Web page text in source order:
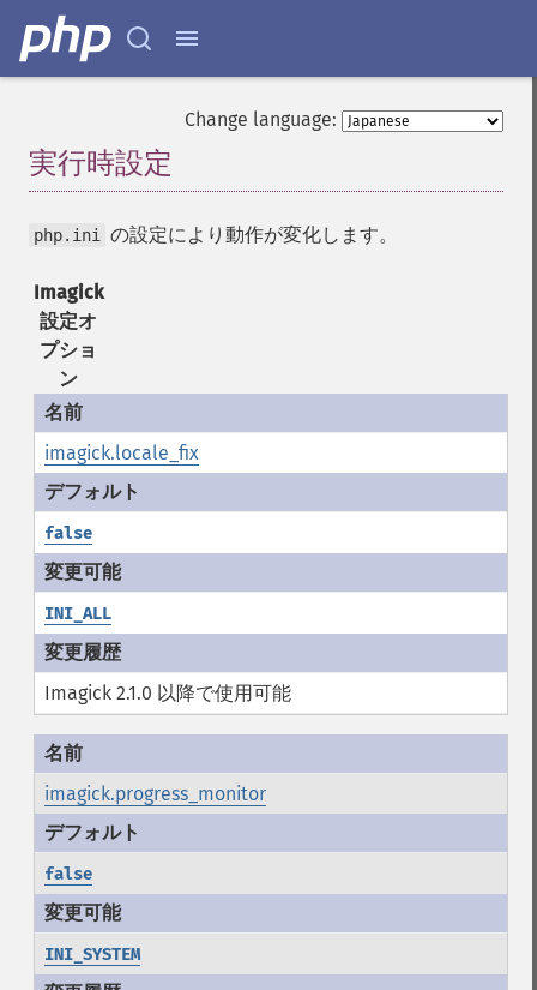
Change language:
実行時設定
php.ini の設定により動作が変化します。
Imagick
設定オ
プショ
ン
imagick.locale_fix
false
INI_ALL
Imagick 2.1.0 以降で使用可能
imagick.progress_monitor
false
INI_SYSTEM